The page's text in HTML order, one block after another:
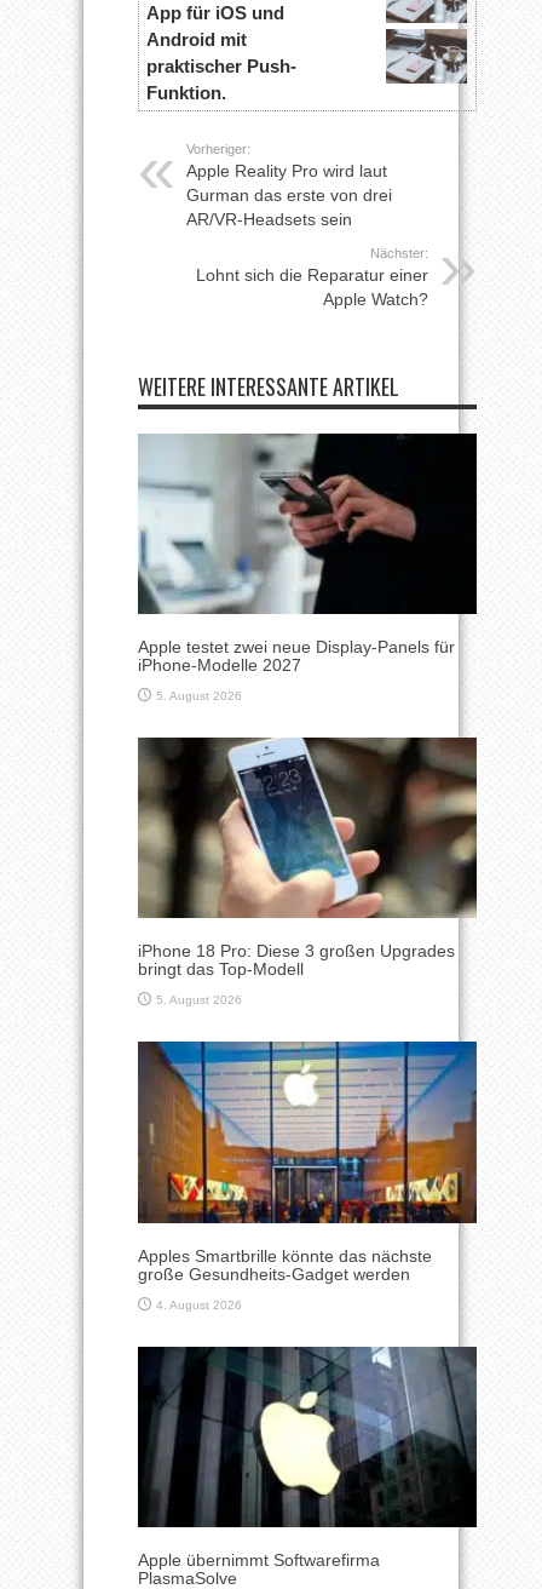
App für iOS und
Android mit
praktischer Push-
Funktion.
Vorheriger:
Apple Reality Pro wird laut
Gurman das erste von drei
AR/VR-Headsets sein
Nächster:
Lohnt sich die Reparatur einer
Apple Watch?
WEITERE INTERESSANTE ARTIKEL
Apple testet zwei neue Display-Panels für
iPhone-Modelle 2027
5. August 2026
iPhone 18 Pro: Diese 3 großen Upgrades
bringt das Top-Modell
5. August 2026
Apples Smartbrille könnte das nächste
große Gesundheits-Gadget werden
4. August 2026
Apple übernimmt Softwarefirma
PlasmaSolve